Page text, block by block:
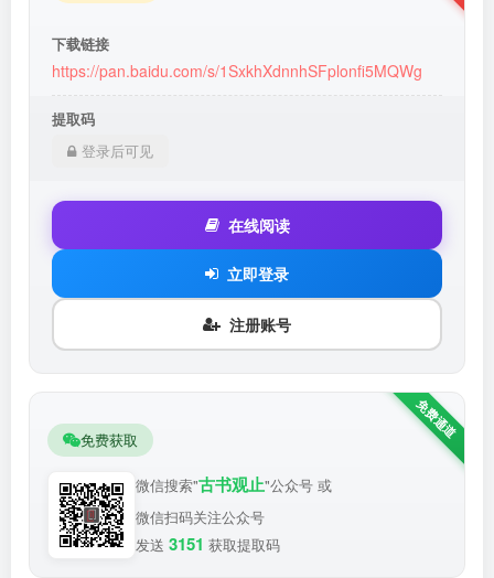
下载链接
https://pan.baidu.com/s/1SxkhXdnnhSFplonfi5MQWg
提取码
登录后可见
在线阅读
立即登录
注册账号
免费获取
微信搜索"古书观止"公众号 或
微信扫码关注公众号
发送 3151 获取提取码